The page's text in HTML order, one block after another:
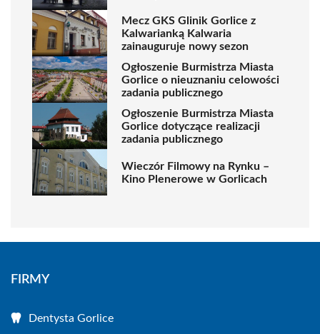
Mecz GKS Glinik Gorlice z
Kalwarianką Kalwaria
zainauguruje nowy sezon
Ogłoszenie Burmistrza Miasta
Gorlice o nieuznaniu celowości
zadania publicznego
Ogłoszenie Burmistrza Miasta
Gorlice dotyczące realizacji
zadania publicznego
Wieczór Filmowy na Rynku –
Kino Plenerowe w Gorlicach
FIRMY
Dentysta Gorlice